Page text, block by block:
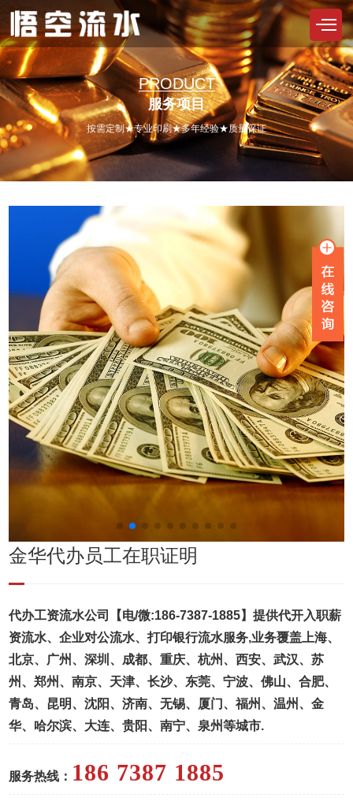
PRODUCT
服务项目
按需定制★专业印刷★多年经验★质量保证
金华代办员工在职证明
代办工资流水公司【电/微:186-7387-1885】提供代开入职薪
资流水、企业对公流水、打印银行流水服务,业务覆盖上海、
北京、广州、深圳、成都、重庆、杭州、西安、武汉、苏
州、郑州、南京、天津、长沙、东莞、宁波、佛山、合肥、
青岛、昆明、沈阳、济南、无锡、厦门、福州、温州、金
华、哈尔滨、大连、贵阳、南宁、泉州等城市.
服务热线： 186 7387 1885